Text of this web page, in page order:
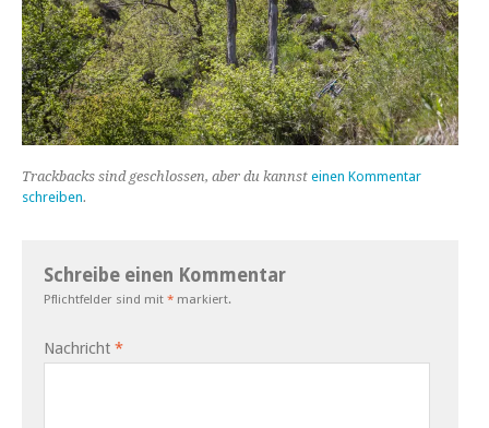
Trackbacks sind geschlossen, aber du kannst einen Kommentar
schreiben.
Schreibe einen Kommentar
Pflichtfelder sind mit * markiert.
Nachricht *